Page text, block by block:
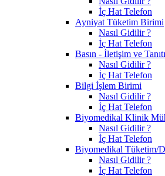
İç Hat Telefon
Ayniyat Tüketim Birimi
Nasıl Gidilir ?
İç Hat Telefon
Basın - İletişim ve
Nasıl Gidilir ?
İç Hat Telefon
Bilgi İşlem Birimi
Nasıl Gidilir ?
İç Hat Telefon
Biyomedikal Klinik
Nasıl Gidilir ?
İç Hat Telefon
Biyomedikal Tüketim/
Nasıl Gidilir ?
İç Hat Telefon